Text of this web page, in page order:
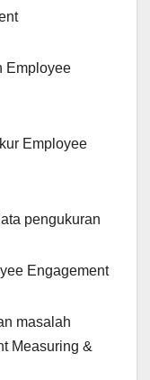
Employee
Employee
pengukuran
Engagement
masalah
Measuring &